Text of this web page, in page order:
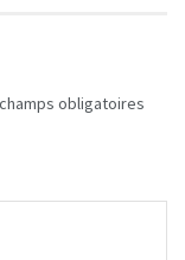
obligatoires